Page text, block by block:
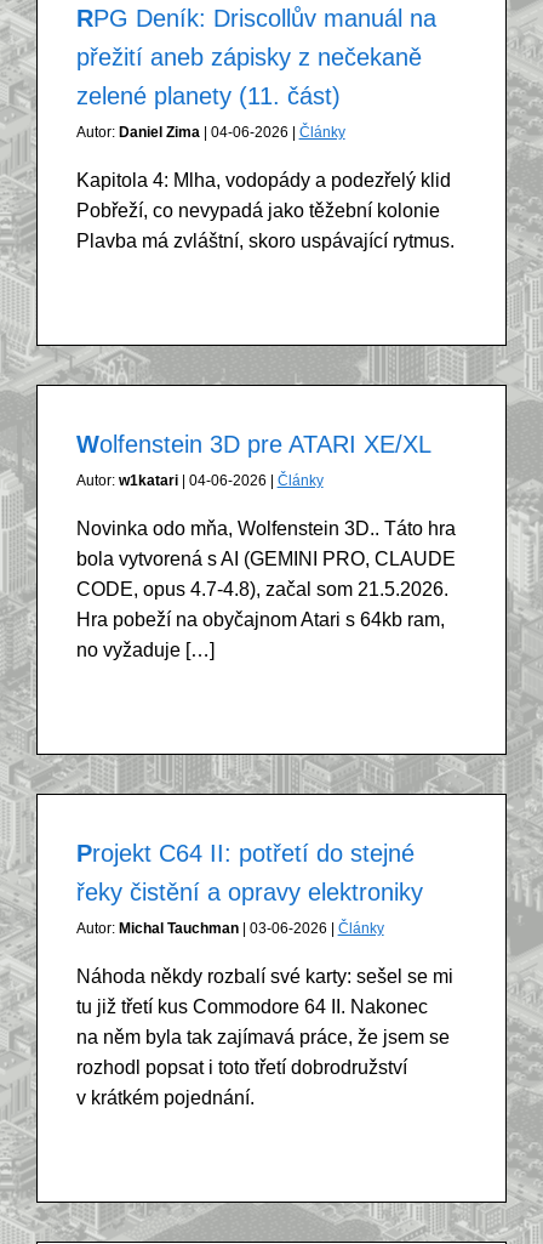
RPG Deník: Driscollův manuál na
přežití aneb zápisky z nečekaně
zelené planety (11. část)
Autor: Daniel Zima| 04-06-2026 | Články
Kapitola 4: Mlha, vodopády a podezřelý klid
Pobřeží, co nevypadá jako těžební kolonie
Plavba má zvláštní, skoro uspávající rytmus.
Wolfenstein 3D pre ATARI XE/XL
Autor: w1katari| 04-06-2026 | Články
Novinka odo mňa, Wolfenstein 3D.. Táto hra
bola vytvorená s AI (GEMINI PRO, CLAUDE
CODE, opus 4.7-4.8), začal som 21.5.2026.
Hra pobeží na obyčajnom Atari s 64kb ram,
no vyžaduje […]
Projekt C64 II: potřetí do stejné
řeky čistění a opravy elektroniky
Autor: Michal Tauchman| 03-06-2026 | Články
Náhoda někdy rozbalí své karty: sešel se mi
tu již třetí kus Commodore 64 II. Nakonec
na něm byla tak zajímavá práce, že jsem se
rozhodl popsat i toto třetí dobrodružství
v krátkém pojednání.